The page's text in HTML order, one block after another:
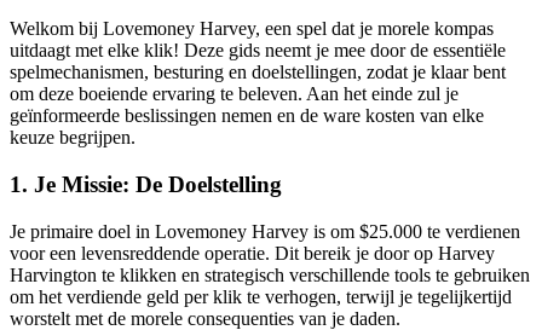
Welkom bij Lovemoney Harvey, een spel dat je morele kompas
uitdaagt met elke klik! Deze gids neemt je mee door de essentiële
spelmechanismen, besturing en doelstellingen, zodat je klaar bent
om deze boeiende ervaring te beleven. Aan het einde zul je
geïnformeerde beslissingen nemen en de ware kosten van elke
keuze begrijpen.
1. Je Missie: De Doelstelling
Je primaire doel in Lovemoney Harvey is om $25.000 te verdienen
voor een levensreddende operatie. Dit bereik je door op Harvey
Harvington te klikken en strategisch verschillende tools te gebruiken
om het verdiende geld per klik te verhogen, terwijl je tegelijkertijd
worstelt met de morele consequenties van je daden.